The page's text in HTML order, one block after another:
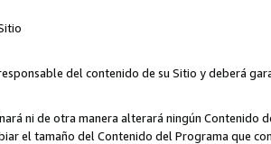
del contenido de su Sitio y deberá
ni de otra manera alterará ningún
el tamaño del Contenido del Programa que